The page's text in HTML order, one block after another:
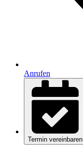
Anrufen
Termin vereinbaren